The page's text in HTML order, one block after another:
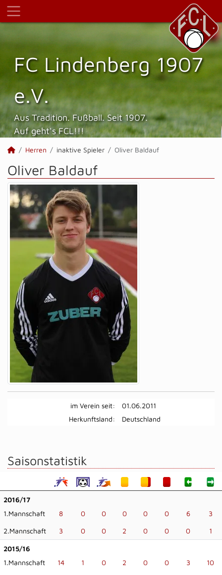
FC Lindenberg 1907
e.V.
Aus Tradition. Fußball. Seit 1907.
Auf geht's FCL!!!
Herren inaktive Spieler Oliver Baldauf
Oliver Baldauf
im Verein seit:
01.06.2011
Herkunftsland:
Deutschland
Saisonstatistik
2016/17
1.Mannschaft
8 0 0 0 0 0 6 3
2.Mannschaft 3 0 0 2 0 0 0 1
2015/16
1.Mannschaft
14 1 0 2 0 0 3 10